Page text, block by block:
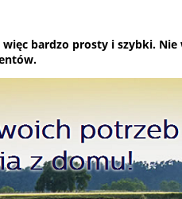
więc bardzo prosty i szybki.